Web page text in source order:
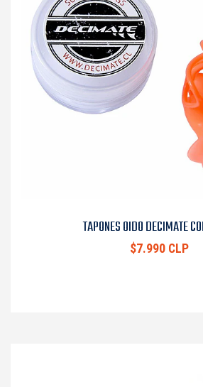
TAPONES OIDO DECIMATE
$7.990 CLP